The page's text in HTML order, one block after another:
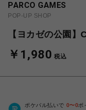
PARCO GAMES
POP-UP SHOP
【ヨカゼの公園
￥1,980 税込
ポケパル払いで 0〜0ポ